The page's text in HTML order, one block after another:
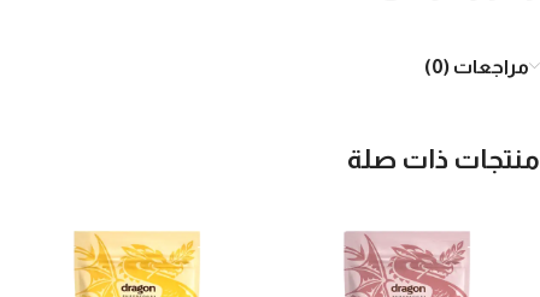
مراجعات (0)
منتجات ذات صلة